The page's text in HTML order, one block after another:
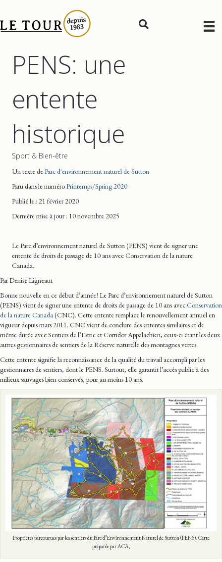
PENS: une
entente
historique
Sport & Bien-être
Un texte deParc d'environnement naturel de Sutton
Paru dans le numéroPrintemps/Spring 2020
Publié le : 21 février 2020
Dernière mise à jour: 10 novembre 2025
Le Parc d’environnement naturel de Sutton (PENS) vient de signer une
entente de droits de passage de 10 ans avec Conservation de la nature
Canada.
Par Denise Ligneaut
Bonne nouvelle en ce début d’année ! Le Parc d’environnement naturel de Sutton
(PENS) vient de signer une entente de droits de passage de 10 ans avecConservation
de la nature Canada(CNC). Cette entente remplace le renouvellement annuel en
vigueur depuis mars 2011. CNC vient de conclure des ententes similaires et de
même durée avec Sentiers de l’Estrie et Corridor Appalachien, ceux-ci étant les deux
autres gestionnaires de sentiers de la Réserve naturelle des montagnes vertes.
Cette entente signifie la reconnaissance de la qualité du travail accompli par les
gestionnaires de sentiers, dont le PENS. Surtout, elle garantit l’accès public à des
milieux sauvages bien conservés, pour au moins 10 ans.
Propriétés parcourues par les sentiers du Parc d’Environnement Naturel de Sutton (PENS). Carte
préparée par ACA,